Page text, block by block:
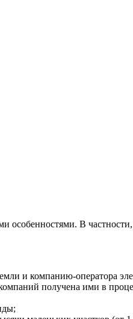
В
и компанию-оператора
получена ими в